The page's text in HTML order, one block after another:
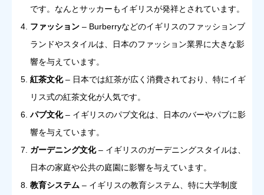
です。なんとサッカーもイギリスが発祥とされています。
ファッション – Burberryなどのイギリスのファッションブ
ランドやスタイルは、日本のファッション業界に大きな影
響を与えています。
紅茶文化– 日本では紅茶が広く消費されており、特にイギ
リス式の紅茶文化が人気です。
パブ文化– イギリスのパブ文化は、日本のバーやパブに影
響を与えています。
ガーデニング文化– イギリスのガーデニングスタイルは、
日本の家庭や公共の庭園に影響を与えています。
教育システム – イギリスの教育システム、特に大学制度